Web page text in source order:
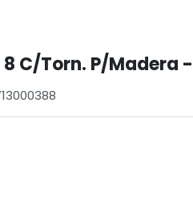
8 C/Torn. P/Madera